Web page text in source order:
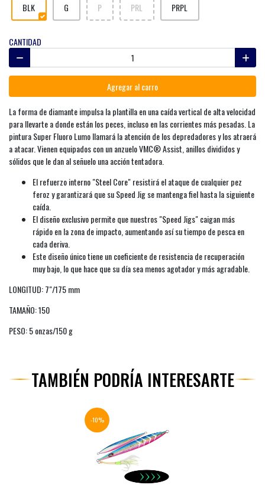
BLK G P PRL PRPL
CANTIDAD
Agregar al carro
La forma de diamante impulsa la plantilla en una caída vertical de alta velocidad
para llevarte a donde están los peces, incluso en las corrientes más pesadas. La
pintura Super Fluoro Lumo llamará la atención de los depredadores y los atraerá
a atacar. Vienen equipados con un anzuelo VMC® Assist, anillos divididos y
sólidos que le dan al señuelo una acción tentadora.
El refuerzo interno "Steel Core" resistirá el ataque de cualquier pez
feroz y garantizará que su Speed Jig se mantenga fiel hasta la siguiente
caída.
El diseño exclusivo permite que nuestros "Speed Jigs" caigan más
rápido en la zona de impacto, aumentando así su tiempo de pesca en
cada deriva.
Este diseño único tiene un coeficiente de resistencia de recuperación
muy bajo, lo que hace que su día sea menos agotador y más agradable.
LONGITUD: 7"/175 mm
TAMAÑO: 150
PESO: 5 onzas/150 g
TAMBIÉN PODRÍA INTERESARTE
-10%